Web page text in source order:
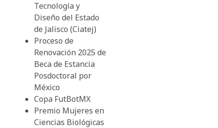
Tecnología y
Diseño del Estado
de Jalisco (Ciatej)
Proceso de
Renovación 2025 de
Beca de Estancia
Posdoctoral por
México
Copa FutBotMX
Premio Mujeres en
Ciencias Biológicas